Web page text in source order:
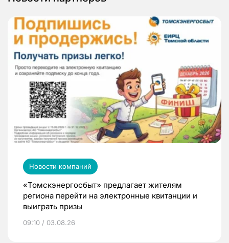
Новости компаний
«Томскэнергосбыт» предлагает жителям
региона перейти на электронные квитанции и
выиграть призы
09:10 / 03.08.26